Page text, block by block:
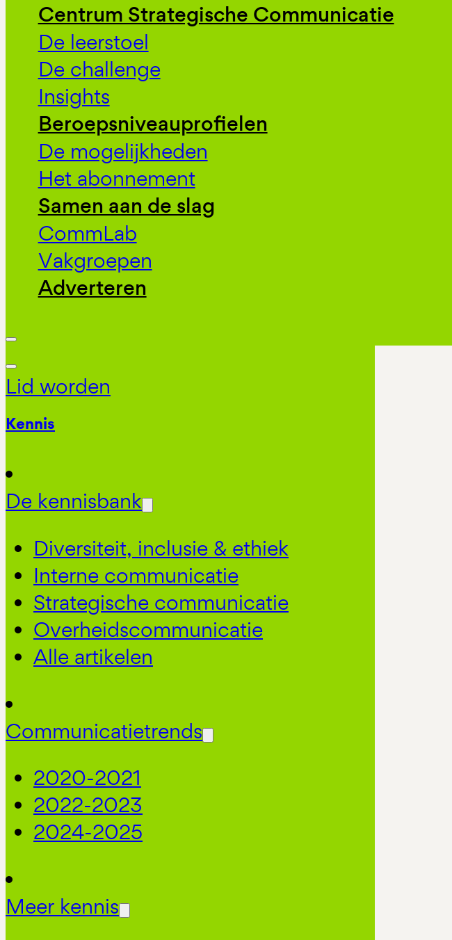
Centrum Strategische Communicatie
De leerstoel
De challenge
Insights
Beroepsniveauprofielen
De mogelijkheden
Het abonnement
Samen aan de slag
CommLab
Vakgroepen
Adverteren
Lid worden
Kennis
De kennisbank
Diversiteit, inclusie & ethiek
Interne communicatie
Strategische communicatie
Overheidscommunicatie
Alle artikelen
Communicatietrends
2020-2021
2022-2023
2024-2025
Meer kennis